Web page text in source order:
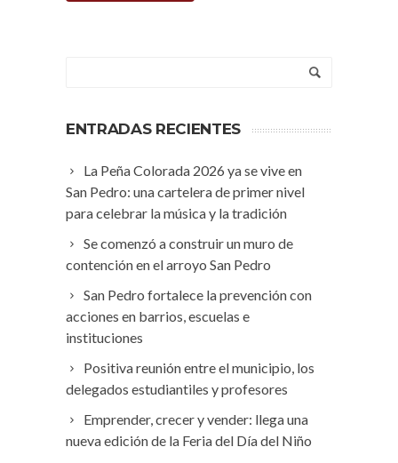
ENTRADAS RECIENTES
La Peña Colorada 2026 ya se vive en
San Pedro: una cartelera de primer nivel
para celebrar la música y la tradición
Se comenzó a construir un muro de
contención en el arroyo San Pedro
San Pedro fortalece la prevención con
acciones en barrios, escuelas e
instituciones
Positiva reunión entre el municipio, los
delegados estudiantiles y profesores
Emprender, crecer y vender: llega una
nueva edición de la Feria del Día del Niño